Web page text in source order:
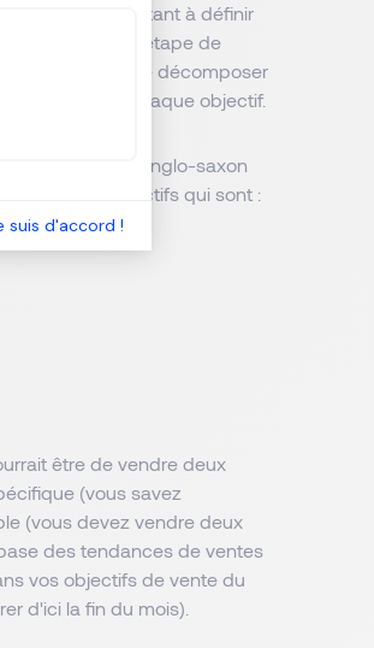
suis d'accord !
consiste pas tant à définir
pour chaque étape de
impliquer de décomposer
atteindre chaque objectif.
le système anglo-saxon
définir des objectifs qui sont :
être de vendre deux
(vous savez
(vous devez vendre deux
des tendances de ventes
vos objectifs de vente du
d'ici la fin du mois).